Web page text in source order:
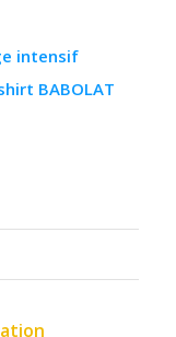
intensif
BABOLAT